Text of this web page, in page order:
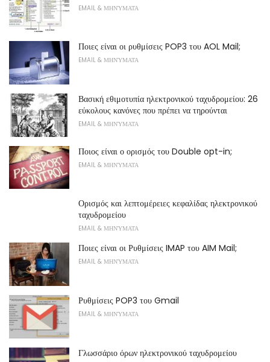
EMAIL & ΜΗΝΎΜΑΤΑ
Ποιες είναι οι ρυθμίσεις POP3 του AOL Mail;
EMAIL & ΜΗΝΎΜΑΤΑ
Βασική εθιμοτυπία ηλεκτρονικού ταχυδρομείου: 26
εύκολους κανόνες που πρέπει να τηρούνται
EMAIL & ΜΗΝΎΜΑΤΑ
Ποιος είναι ο ορισμός του Double opt-in;
EMAIL & ΜΗΝΎΜΑΤΑ
Ορισμός και λεπτομέρειες κεφαλίδας ηλεκτρονικού
ταχυδρομείου
EMAIL & ΜΗΝΎΜΑΤΑ
Ποιες είναι οι Ρυθμίσεις IMAP του AIM Mail;
EMAIL & ΜΗΝΎΜΑΤΑ
Ρυθμίσεις POP3 του Gmail
EMAIL & ΜΗΝΎΜΑΤΑ
Γλωσσάριο όρων ηλεκτρονικού ταχυδρομείου